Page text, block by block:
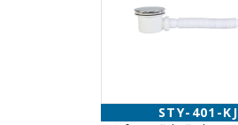
STY-401-KJ